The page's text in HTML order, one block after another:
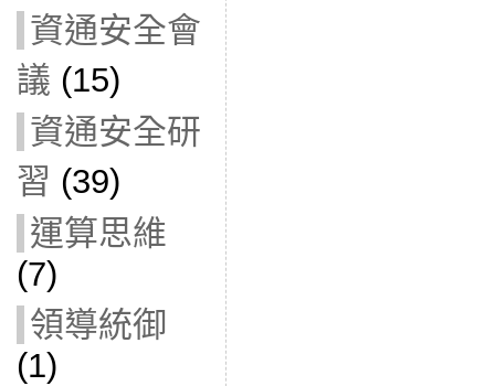
資通安全會
議 (15)
資通安全研
習 (39)
運算思維
(7)
領導統御
(1)